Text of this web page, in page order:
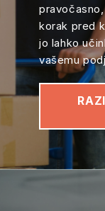
korak pred
jo lahko
vašemu